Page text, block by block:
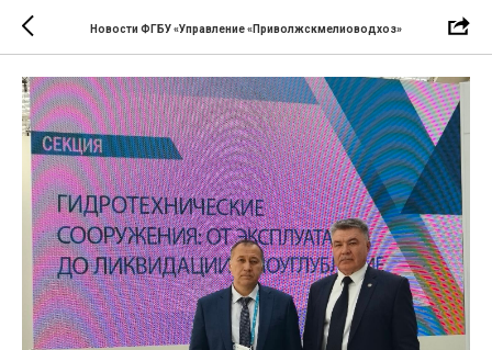
Новости ФГБУ «Управление «Приволжскмелиоводхоз»